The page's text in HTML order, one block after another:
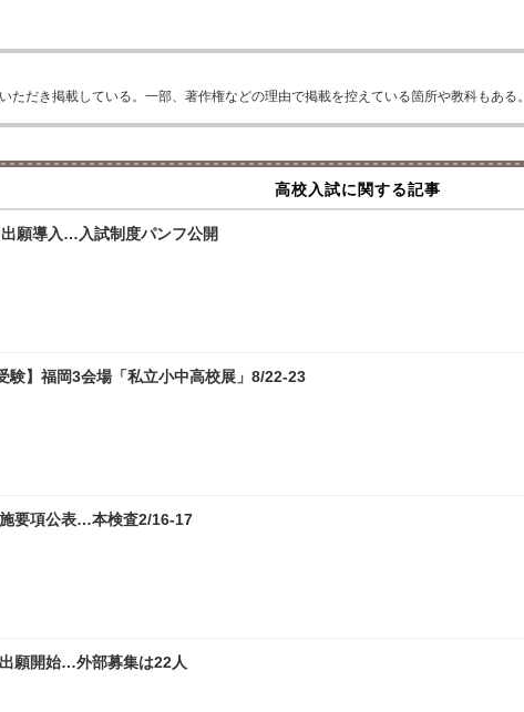
だき掲載している。一部、著作権などの理由で掲載を控えている箇所や教科もある。
高校入試に関する記事
願導入…入試制度パンフ公開
験】福岡3会場「私立小中高校展」8/22-23
施要項公表…本検査2/16-17
願開始…外部募集は22人